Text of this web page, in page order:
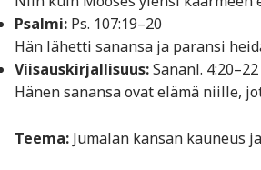
Psalmi: Ps. 107:19–20
Hän lähetti sanansa ja paransi
Viisauskirjallisuus:Sananl. 4:20–22
Hänen sanansa ovat elämä niille,
Teema: Jumalan kansan kauneus